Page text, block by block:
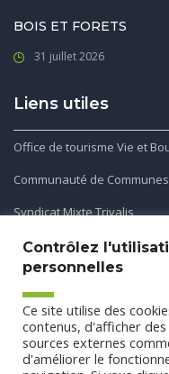
BOIS ET FORETS
31 juillet 2026
Liens utiles
Office de tourisme Vie et
Communauté de
Syndicat Mixte Trivalis
Application mobile
Découvrez et
Commune et Moi pour
de votre commune.
Contrôlez
personnelles
Ce site utilise des
contenus, d'afficher
sources externes
d'améliorer le